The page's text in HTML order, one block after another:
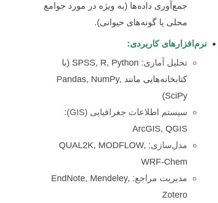
جمع‌آوری داده‌ها (به ویژه در مورد جوامع
محلی یا گونه‌های حیوانی).
نرم‌افزارهای کاربردی:
تحلیل آماری:
SPSS, R, Python (با
کتابخانه‌هایی مانند Pandas, NumPy,
SciPy)
سیستم اطلاعات جغرافیایی (GIS):
ArcGIS, QGIS
مدل‌سازی: QUAL2K, MODFLOW,
WRF-Chem
مدیریت مراجع: EndNote, Mendeley,
Zotero